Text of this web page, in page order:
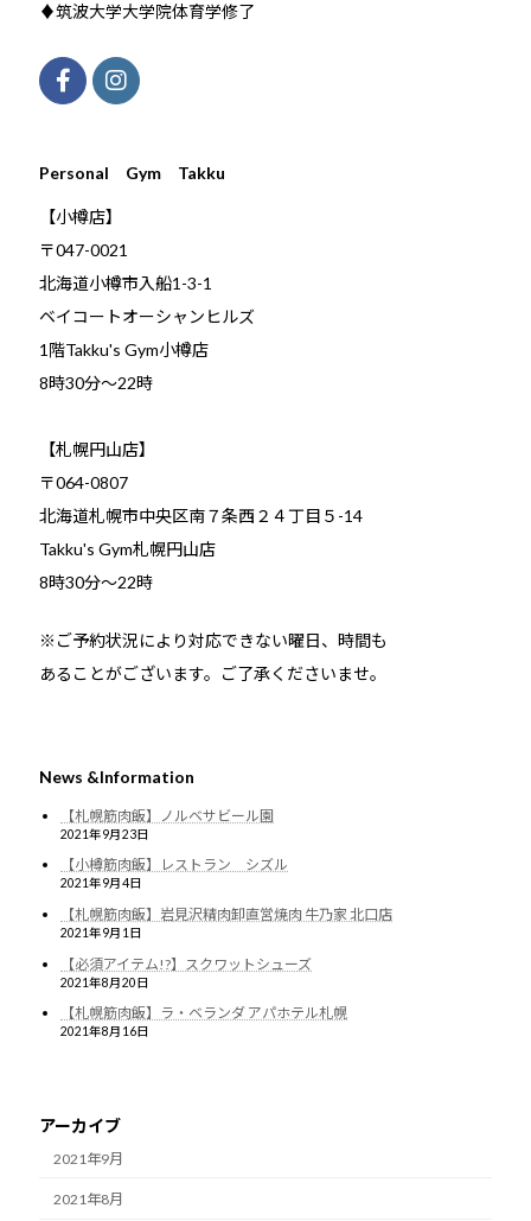
♦筑波大学大学院体育学修了
Personal Gym Takku
【小樽店】
〒047-0021
北海道小樽市入船1-3-1
ベイコートオーシャンヒルズ
1階Takku's Gym小樽店
​8時30分～22時
【札幌円山店】
〒064-0807
北海道札幌市中央区南７条西２４丁目５-14
Takku's Gym札幌円山店
8時30分～22時
※ご予約状況により対応できない曜日、時間も
あることがございます。ご了承くださいませ。
News &Information
【札幌筋肉飯】ノルベサビール園
2021年9月23日
【小樽筋肉飯】レストラン シズル
2021年9月4日
【札幌筋肉飯】岩見沢精肉卸直営焼肉 牛乃家 北口店
2021年9月1日
【必須アイテム!?】スクワットシューズ
2021年8月20日
【札幌筋肉飯】ラ・ベランダ アパホテル札幌
2021年8月16日
アーカイブ
2021年9月
2021年8月